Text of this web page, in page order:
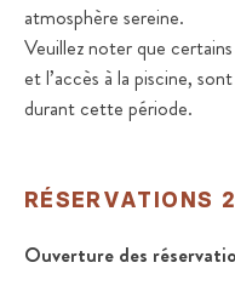
atmosphère sereine.
Veuillez noter que
et l’accès à la piscine,
durant cette période.
RÉSERVATIONS
Ouverture des